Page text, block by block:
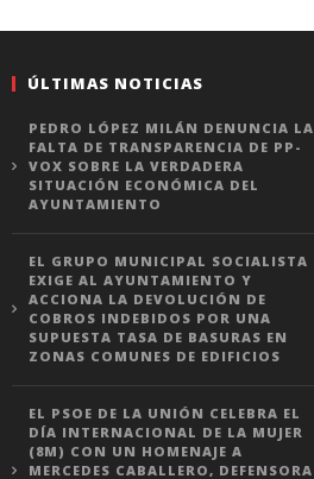
ÚLTIMAS NOTICIAS
PEDRO LÓPEZ MILÁN DENUNCIA LA
FALTA DE TRANSPARENCIA DE PP-
VOX SOBRE LA VERDADERA
SITUACIÓN ECONÓMICA DEL
AYUNTAMIENTO
EL GRUPO MUNICIPAL SOCIALISTA
EXIGE AL AYUNTAMIENTO Y
ACCIONA LA DEVOLUCIÓN DE
COBROS INDEBIDOS POR UNA
SUPUESTA TASA DE BASURAS EN
ZONAS COMUNES DE EDIFICIOS
EL PSOE DE LA UNIÓN CELEBRA EL
DÍA INTERNACIONAL DE LA MUJER
(8M) CON UN HOMENAJE A
MERCEDES CABALLERO, DEFENSORA